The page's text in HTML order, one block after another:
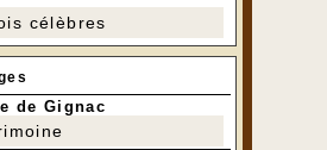
célèbres
de Gignac